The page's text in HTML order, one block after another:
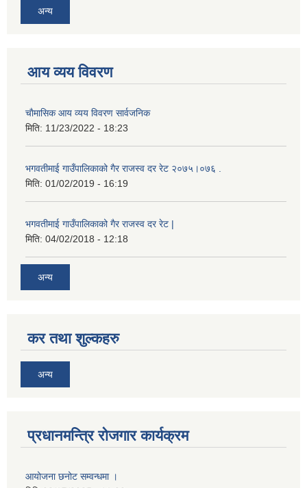
अन्य
आय व्यय विवरण
चाैमासिक आय व्यय विवरण सार्वजनिक
मिति: 11/23/2022 - 18:23
भगवतीमाई गाउँपालिकाको गैर राजस्व दर रेट २०७५।०७६ .
मिति: 01/02/2019 - 16:19
भगवतीमाई गाउँपालिकाको गैर राजस्व दर रेट |
मिति: 04/02/2018 - 12:18
अन्य
कर तथा शुल्कहरु
अन्य
प्रधानमन्त्रि रोजगार कार्यक्रम
आयोजना छनोट सम्वन्धमा ।